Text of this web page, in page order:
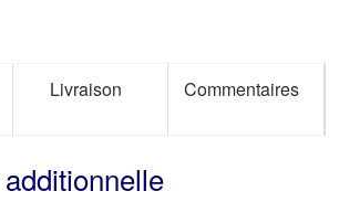
Livraison Commentaires